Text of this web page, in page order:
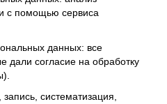
с помощью сервиса
данных: все
дали согласие на обработку
систематизация,